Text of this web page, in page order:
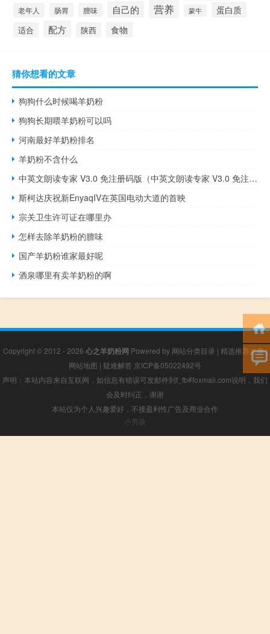
老年人 肠胃 膻味 自己的 营养 蒙牛 蛋白质
适合 配方 陕西 食物
猜你想看的文章
狗狗什么时候喝羊奶粉
狗狗长期喂羊奶粉可以吗
河南最好羊奶粉排名
羊奶粉不含什么
中英文朗读专家 V3.0 免注册码版（中英文朗读专家 V3.0 免注册码版功能简介）
斯柯达庆祝新EnyaqIV在英国电动大道的首映
宗关卫生许可证在哪里办
怎样去除羊奶粉的膻味
国产羊奶粉谁家最好呢
酒泉哪里有卖羊奶粉的啊
Copyright © 2012 - 2026 心之羊奶粉网 Powered by 网站分类目录 | 精选推荐文章|
网站地图 | 疑难解答 京ICP备05022492号
声明：本站内容来自互联网，如信息有错误可发邮件到f_fb#foxmail.com说明，我们
会及时纠正，谢谢
本站仅为个人兴趣爱好，不接盈利性广告及商业合作
小男孩